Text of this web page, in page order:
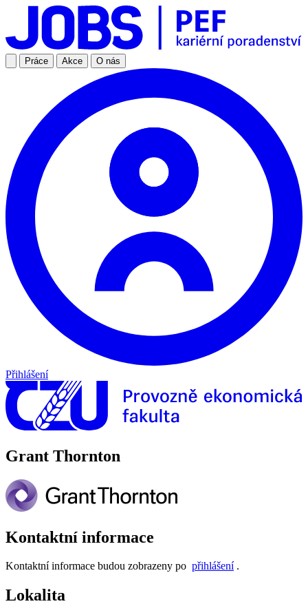
Práce Akce O nás
Přihlášení
Grant Thornton
Kontaktní informace
Kontaktní informace budou zobrazeny po přihlášení.
Lokalita